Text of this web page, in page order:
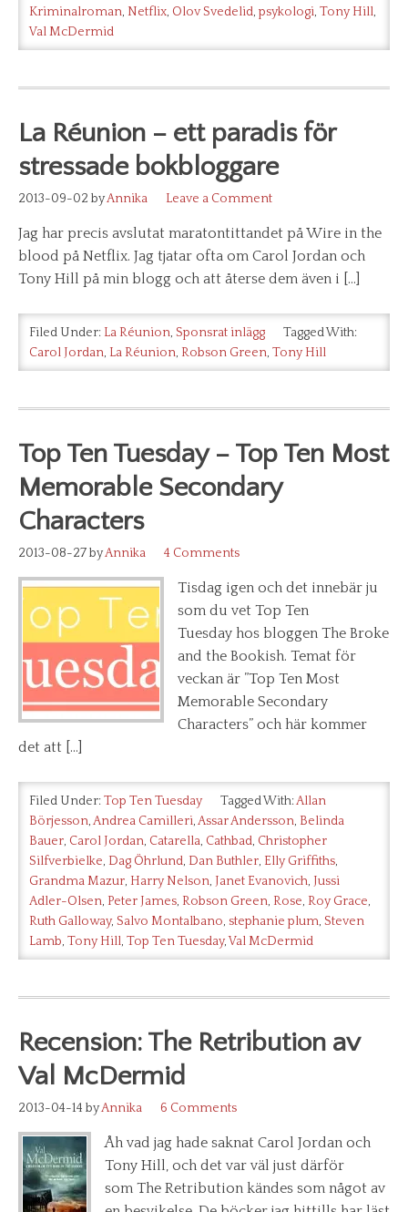
Kriminalroman, Netflix, Olov Svedelid, psykologi, Tony Hill,
Val McDermid
La Réunion – ett paradis för
stressade bokbloggare
2013-09-02 byAnnika Leave a Comment
Jag har precis avslutat maratontittandet på Wire in the
blood på Netflix. Jag tjatar ofta om Carol Jordan och
Tony Hill på min blogg och att återse dem även i […]
Filed Under: La Réunion, Sponsrat inlägg
Tagged With:
Carol Jordan, La Réunion, Robson Green, Tony Hill
Top Ten Tuesday – Top Ten Most
Memorable Secondary
Characters
2013-08-27byAnnika 4 Comments
Tisdag igen och det innebär ju
som du vet Top Ten
Tuesday hos bloggen The Broke
and the Bookish. Temat för
veckan är ”Top Ten Most
Memorable Secondary
Characters” och här kommer
det att […]
Filed Under:Top Ten Tuesday Tagged With:Allan
Börjesson,Andrea Camilleri,Assar Andersson, Belinda
Bauer, Carol Jordan, Catarella, Cathbad, Christopher
Silfverbielke, Dag Öhrlund, Dan Buthler, Elly Griffiths,
Grandma Mazur, Harry Nelson, Janet Evanovich, Jussi
Adler-Olsen, Peter James, Robson Green, Rose, Roy Grace,
Ruth Galloway, Salvo Montalbano, stephanie plum, Steven
Lamb, Tony Hill, Top Ten Tuesday,Val McDermid
Recension: The Retribution av
Val McDermid
2013-04-14 byAnnika 6 Comments
Åh vad jag hade saknat Carol Jordan och
Tony Hill, och det var väl just därför
som The Retribution kändes som något av